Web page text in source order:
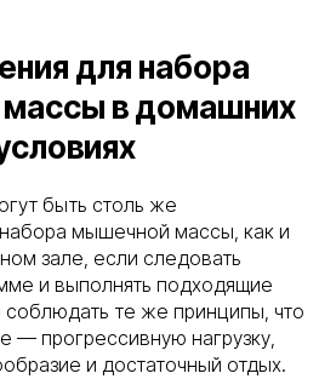
для набора
в домашних
быть столь же
мышечной массы, как и
зале, если следовать
и выполнять подходящие
те же принципы, что
— прогрессивную нагрузку,
и достаточный отдых.